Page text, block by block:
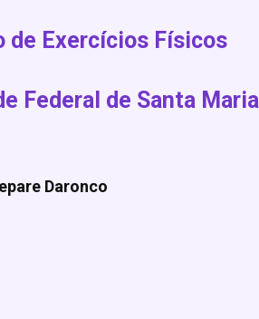
de Exercícios Físicos
Federal de Santa Maria
Daronco